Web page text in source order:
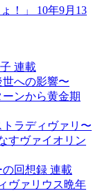
！」 10年9月13
連載
への影響〜
ンから黄金期
ラディヴァリ〜
すヴァイオリン
回想録 連載
ヴァリウス晩年